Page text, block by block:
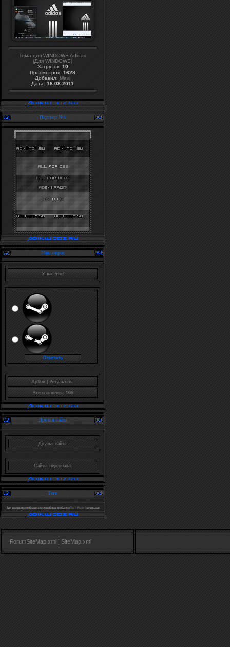
Тема для WINDOWS Adidas
(Для WINDOWS)
Загрузок: 10
Просмотров: 1628
Добавил: Maxi
Дата: 18.08.2011
Партнер №1
Наш опрос
У вас что?
Архив | Результаты
Всего ответов: 166
Друзья сайта
Друзья сайта:
Сайты персонала:
Теги
Для красивого отображения этого блока требуетсяFlash Player 9или выше.
ForumSiteMap.xml | SiteMap.xml